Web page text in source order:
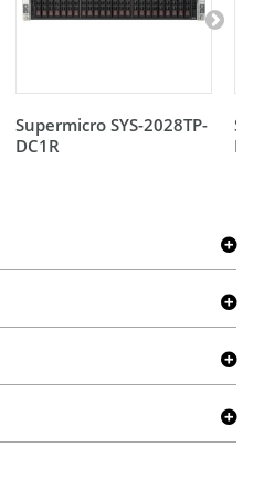
Supermicro SYS-2028TP-
DC1R